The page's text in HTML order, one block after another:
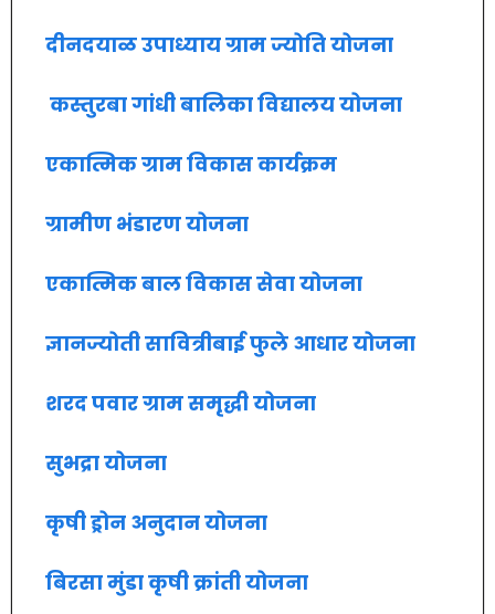
दीनदयाळ उपाध्याय ग्राम ज्योति योजना
कस्तुरबा गांधी बालिका विद्यालय योजना
एकात्मिक ग्राम विकास कार्यक्रम
ग्रामीण भंडारण योजना
एकात्मिक बाल विकास सेवा योजना
ज्ञानज्योती सावित्रीबाई फुले आधार योजना
शरद पवार ग्राम समृद्धी योजना
सुभद्रा योजना
कृषी ड्रोन अनुदान योजना
बिरसा मुंडा कृषी क्रांती योजना